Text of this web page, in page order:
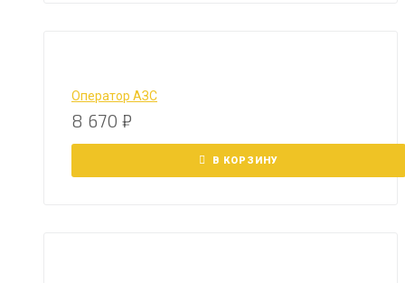
Оператор АЗС
8 670 ₽
В КОРЗИНУ